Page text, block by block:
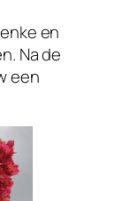
en
Na de
een